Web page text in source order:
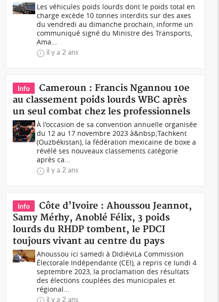
Les véhicules poids lourds dont le poids total en
charge excède 10 tonnes interdits sur des axes
du vendredi au dimanche prochain, informe un
communiqué signé du Ministre des Transports,
Ama...
il y a 2 ans
Info
Cameroun : Francis Ngannou 10e
au classement poids lourds WBC après
un seul combat chez les professionnels
À l'occasion de sa convention annuelle organisée
du 12 au 17 novembre 2023 à&nbsp;Tachkent
(Ouzbékistan), la fédération mexicaine de boxe a
révélé ses nouveaux classements catégorie
après ca...
il y a 2 ans
Info
Côte d'Ivoire : Ahoussou Jeannot,
Samy Mérhy, Anoblé Félix, 3 poids
lourds du RHDP tombent, le PDCI
toujours vivant au centre du pays
Ahoussou ici samedi à DidiéviLa Commission
Électorale Indépendante (CEI), a repris ce lundi 4
septembre 2023, la proclamation des résultats
des élections couplées des municipales et
régional...
il y a 2 ans